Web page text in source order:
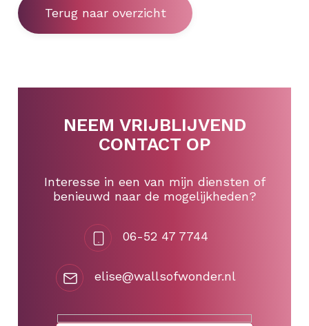
Terug naar overzicht
NEEM VRIJBLIJVEND
CONTACT OP
Interesse in een van mijn diensten of
benieuwd naar de mogelijkheden?
06-52 47 7744
elise@wallsofwonder.nl